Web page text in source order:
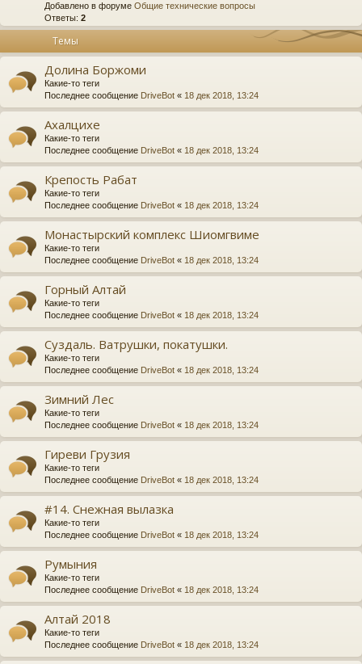
Добавлено в форуме Общие технические вопросы
Ответы: 2
Темы
Долина Боржоми
Какие-то теги
Последнее сообщение DriveBot « 18 дек 2018, 13:24
Ахалцихе
Какие-то теги
Последнее сообщение DriveBot « 18 дек 2018, 13:24
Крепость Рабат
Какие-то теги
Последнее сообщение DriveBot « 18 дек 2018, 13:24
Монастырский комплекс Шиомгвиме
Какие-то теги
Последнее сообщение DriveBot « 18 дек 2018, 13:24
Горный Алтай
Какие-то теги
Последнее сообщение DriveBot « 18 дек 2018, 13:24
Суздаль. Ватрушки, покатушки.
Какие-то теги
Последнее сообщение DriveBot « 18 дек 2018, 13:24
Зимний Лес
Какие-то теги
Последнее сообщение DriveBot « 18 дек 2018, 13:24
Гиреви Грузия
Какие-то теги
Последнее сообщение DriveBot « 18 дек 2018, 13:24
#14. Снежная вылазка
Какие-то теги
Последнее сообщение DriveBot « 18 дек 2018, 13:24
Румыния
Какие-то теги
Последнее сообщение DriveBot « 18 дек 2018, 13:24
Алтай 2018
Какие-то теги
Последнее сообщение DriveBot « 18 дек 2018, 13:24